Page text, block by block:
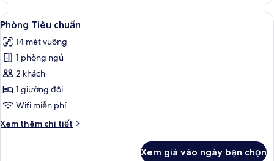
đôi
Xem
tất
cả
ảnh
Phòng
Tiêu
chuẩn
Phòng Tiêu chuẩn | Truy cập
26
Phòng Tiêu chuẩn
14 mét vuông
1 phòng ngủ
2 khách
1 giường đôi
Wifi miễn phí
Xem thêm chi tiết
Chi
Xem giá vào ngày bạn chọn